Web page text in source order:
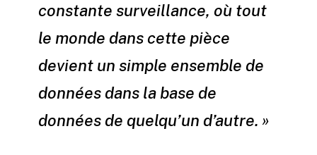
constante surveillance, où tout
le monde dans cette pièce
devient un simple ensemble de
données dans la base de
données de quelqu’un d’autre. »